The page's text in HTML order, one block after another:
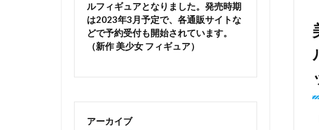
ルフィギュアとなりました。発売時期
は2023年3月予定で、各通販サイトな
どで予約受付も開始されています。
（新作 美少女 フィギュア）
アーカイブ